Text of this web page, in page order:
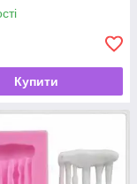
Купити